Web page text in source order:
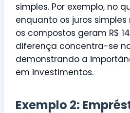
simples. Por exemplo, no
enquanto os juros simples
os compostos geram R$
diferença concentra-se
demonstrando a
em investimentos.
Exemplo 2: